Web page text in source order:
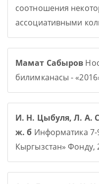
соотношения
ассоциативными
Мамат Сабыров
билимканасы -
И. Н. Цыбуля, Л. А.
ж. б Информатика 7-
Кыргызстан» Фонду,